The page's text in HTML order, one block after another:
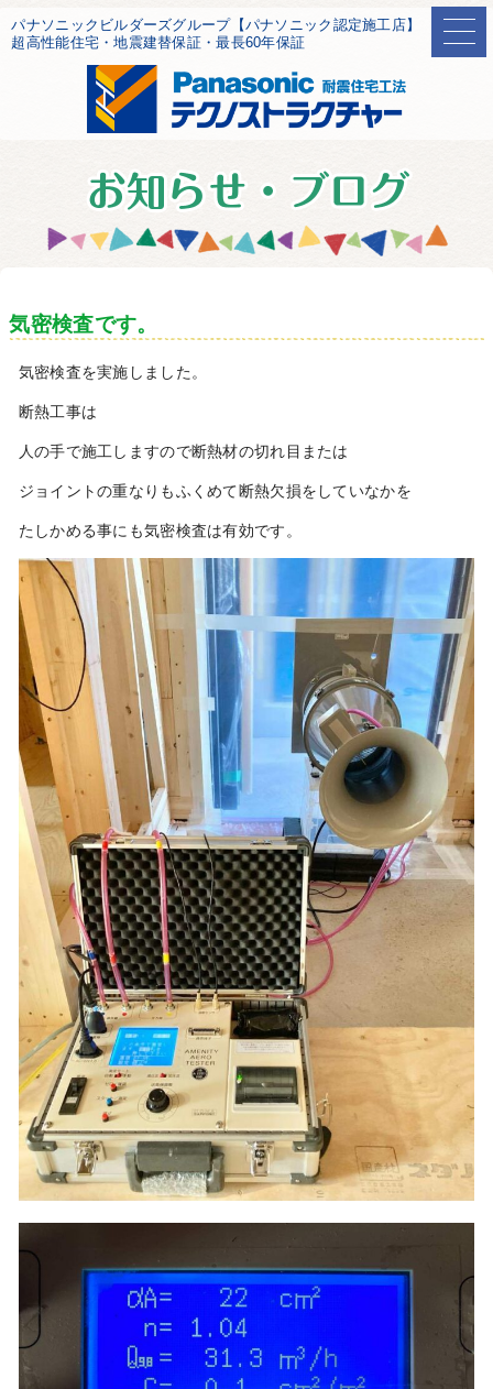
パナソニックビルダーズグループ【パナソニック認定施工店】
超高性能住宅・地震建替保証・最長60年保証
気密検査です。
気密検査を実施しました。
断熱工事は
人の手で施工しますので断熱材の切れ目または
ジョイントの重なりもふくめて断熱欠損をしていなかを
たしかめる事にも気密検査は有効です。